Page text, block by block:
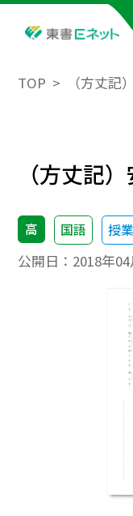
TOP （方丈記
（方丈記
高 国語 授
公開日： 2018年